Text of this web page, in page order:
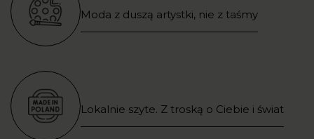
Moda z duszą artystki, nie z taśmy
Lokalnie szyte. Z troską o Ciebie i świat